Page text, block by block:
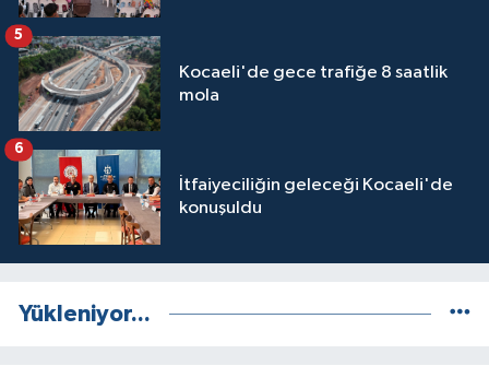
Kocaeli'de gece trafiğe 8 saatlik
mola
5
İtfaiyeciliğin geleceği Kocaeli'de
konuşuldu
6
Yükleniyor...